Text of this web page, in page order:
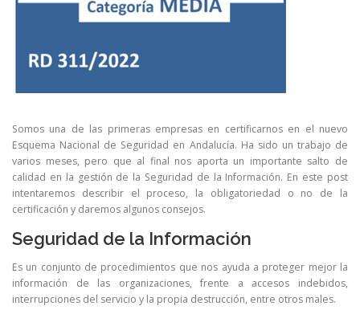
Somos una de las primeras empresas en certificarnos en el nuevo
Esquema Nacional de Seguridad en Andalucía. Ha sido un trabajo de
varios meses, pero que al final nos aporta un importante salto de
calidad en la gestión de la Seguridad de la Información. En este post
intentaremos describir el proceso, la obligatoriedad o no de la
certificación y daremos algunos consejos.
Seguridad de la Información
Es un conjunto de procedimientos que nos ayuda a proteger mejor la
información de las organizaciones, frente a accesos indebidos,
interrupciones del servicio y la propia destrucción, entre otros males.